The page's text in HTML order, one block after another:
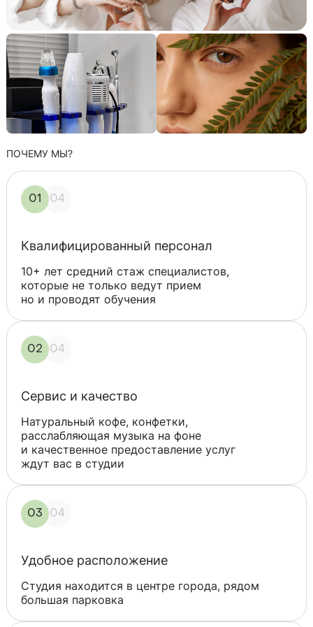
ПОЧЕМУ МЫ?
01 04
Квалифицированный персонал
10+ лет средний стаж специалистов,
которые не только ведут прием
но и проводят обучения
02 04
Сервис и качество
Натуральный кофе, конфетки,
расслабляющая музыка на фоне
и качественное предоставление услуг
ждут вас в студии
03 04
Удобное расположение
Студия находится в центре города, рядом
большая парковка